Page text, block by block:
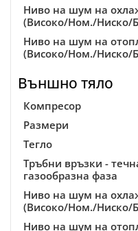
Ниво на шум на
(Високо/Ном./Ниско/
Ниво на шум на
(Високо/Ном./Ниско/
Външно тяло
Компресор
Размери
Тегло
Тръбни връзки -
газообразна фаза
Ниво на шум на
(Високо/Ном./Ниско/
Ниво на шум на